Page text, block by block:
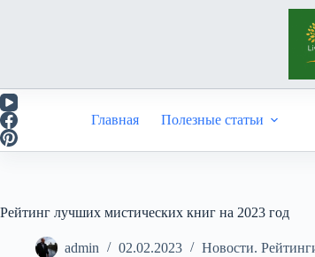
Главная Полезные статьи
Рейтинг лучших мистических книг на 2023 год
admin 02.02.2023 Новости.